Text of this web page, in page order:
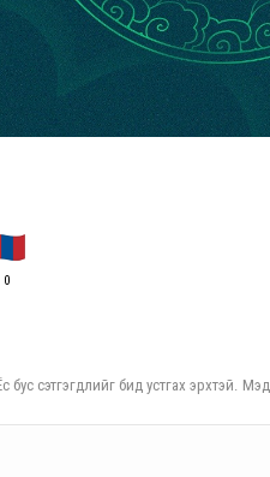
0
сэтгэгдлийг бид устгах эрхтэй.